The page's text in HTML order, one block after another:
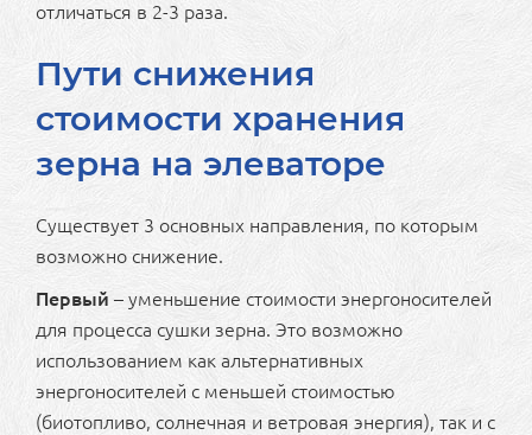
отличаться в 2-3 раза.
Пути снижения
стоимости хранения
зерна на элеваторе
Существует 3 основных направления, по которым
возможно снижение.
Первый – уменьшение стоимости энергоносителей
для процесса сушки зерна. Это возможно
использованием как альтернативных
энергоносителей с меньшей стоимостью
(биотопливо, солнечная и ветровая энергия), так и с